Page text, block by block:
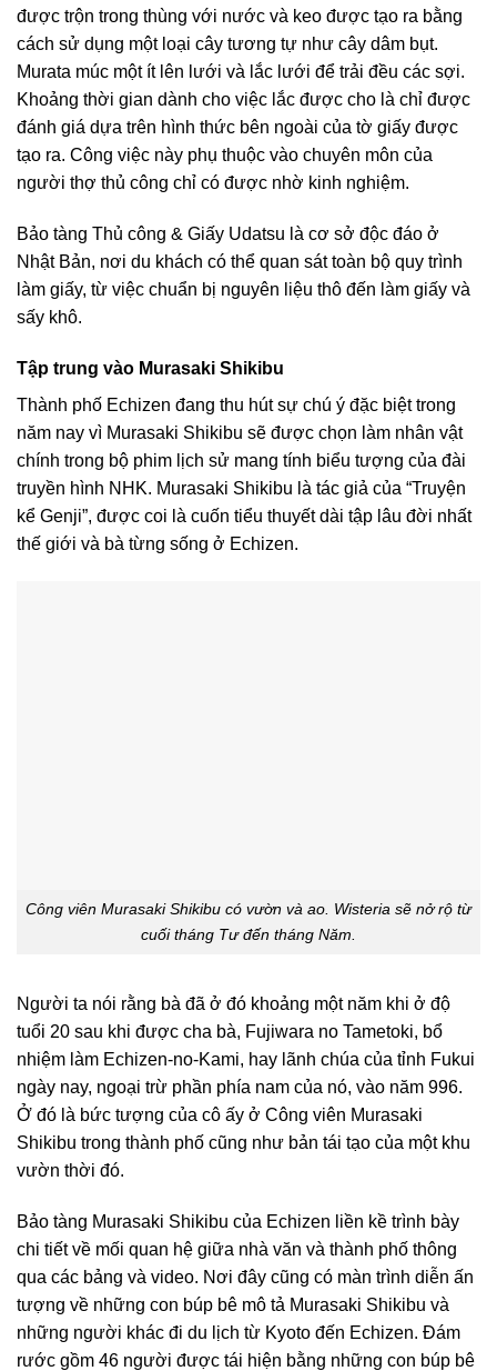
được trộn trong thùng với nước và keo được tạo ra bằng
cách sử dụng một loại cây tương tự như cây dâm bụt.
Murata múc một ít lên lưới và lắc lưới để trải đều các sợi.
Khoảng thời gian dành cho việc lắc được cho là chỉ được
đánh giá dựa trên hình thức bên ngoài của tờ giấy được
tạo ra. Công việc này phụ thuộc vào chuyên môn của
người thợ thủ công chỉ có được nhờ kinh nghiệm.
Bảo tàng Thủ công & Giấy Udatsu là cơ sở độc đáo ở
Nhật Bản, nơi du khách có thể quan sát toàn bộ quy trình
làm giấy, từ việc chuẩn bị nguyên liệu thô đến làm giấy và
sấy khô.
Tập trung vào Murasaki Shikibu
Thành phố Echizen đang thu hút sự chú ý đặc biệt trong
năm nay vì Murasaki Shikibu sẽ được chọn làm nhân vật
chính trong bộ phim lịch sử mang tính biểu tượng của đài
truyền hình NHK. Murasaki Shikibu là tác giả của “Truyện
kể Genji”, được coi là cuốn tiểu thuyết dài tập lâu đời nhất
thế giới và bà từng sống ở Echizen.
Công viên Murasaki Shikibu có vườn và ao. Wisteria sẽ nở rộ từ
cuối tháng Tư đến tháng Năm.
Người ta nói rằng bà đã ở đó khoảng một năm khi ở độ
tuổi 20 sau khi được cha bà, Fujiwara no Tametoki, bổ
nhiệm làm Echizen-no-Kami, hay lãnh chúa của tỉnh Fukui
ngày nay, ngoại trừ phần phía nam của nó, vào năm 996.
Ở đó là bức tượng của cô ấy ở Công viên Murasaki
Shikibu trong thành phố cũng như bản tái tạo của một khu
vườn thời đó.
Bảo tàng Murasaki Shikibu của Echizen liền kề trình bày
chi tiết về mối quan hệ giữa nhà văn và thành phố thông
qua các bảng và video. Nơi đây cũng có màn trình diễn ấn
tượng về những con búp bê mô tả Murasaki Shikibu và
những người khác đi du lịch từ Kyoto đến Echizen. Đám
rước gồm 46 người được tái hiện bằng những con búp bê